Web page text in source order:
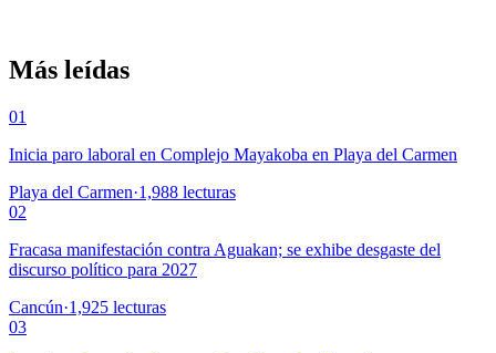
Más leídas
01
Inicia paro laboral en Complejo Mayakoba en Playa del Carmen
Playa del Carmen·1,988 lecturas
02
Fracasa manifestación contra Aguakan; se exhibe desgaste del
discurso político para 2027
Cancún·1,925 lecturas
03